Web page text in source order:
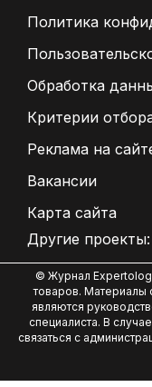
Политика
Обработка
Критерии
Реклама на
Вакансии
Карта сайта
Другие проекты:
© Журнал
товаров. Материалы
являются
специалиста. В
связаться с